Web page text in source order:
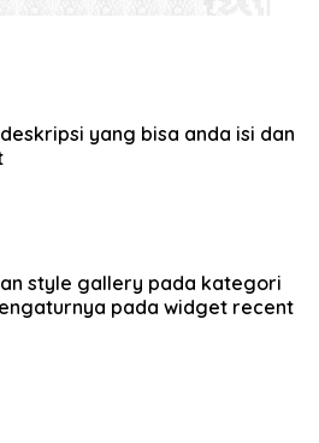
yang bisa anda isi dan
style gallery pada kategori
pada widget recent